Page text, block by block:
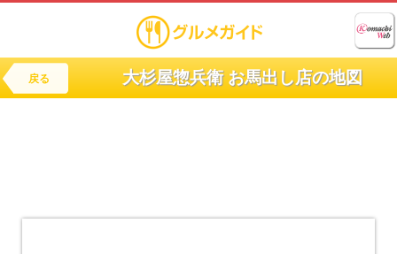
戻る 大杉屋惣兵衛 お馬出し店の地図